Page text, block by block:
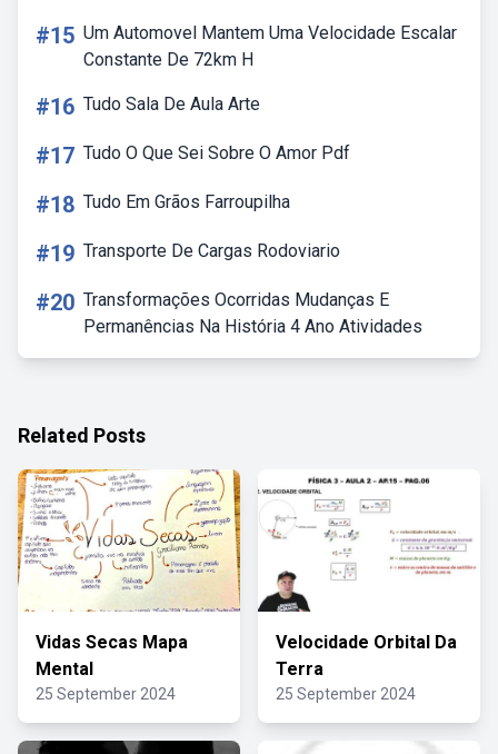
#15 Um Automovel Mantem Uma Velocidade Escalar
Constante De 72km H
#16 Tudo Sala De Aula Arte
#17 Tudo O Que Sei Sobre O Amor Pdf
#18 Tudo Em Grãos Farroupilha
#19 Transporte De Cargas Rodoviario
#20 Transformações Ocorridas Mudanças E
Permanências Na História 4 Ano Atividades
Related Posts
Vidas Secas Mapa
Mental
25 September 2024
Velocidade Orbital Da
Terra
25 September 2024